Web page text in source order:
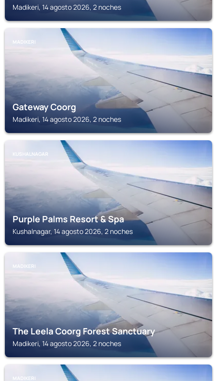
Madikeri, 14 agosto 2026, 2 noches
MADIKERI
Gateway Coorg
Madikeri, 14 agosto 2026, 2 noches
KUSHALNAGAR
Purple Palms Resort & Spa
Kushalnagar, 14 agosto 2026, 2 noches
MADIKERI
The Leela Coorg Forest Sanctuary
Madikeri, 14 agosto 2026, 2 noches
MADIKERI